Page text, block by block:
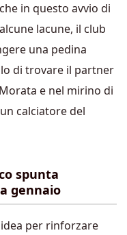
in questo avvio di
lacune, il club
una pedina
di trovare il partner
e nel mirino di
calciatore del
spunta
gennaio
per rinforzare